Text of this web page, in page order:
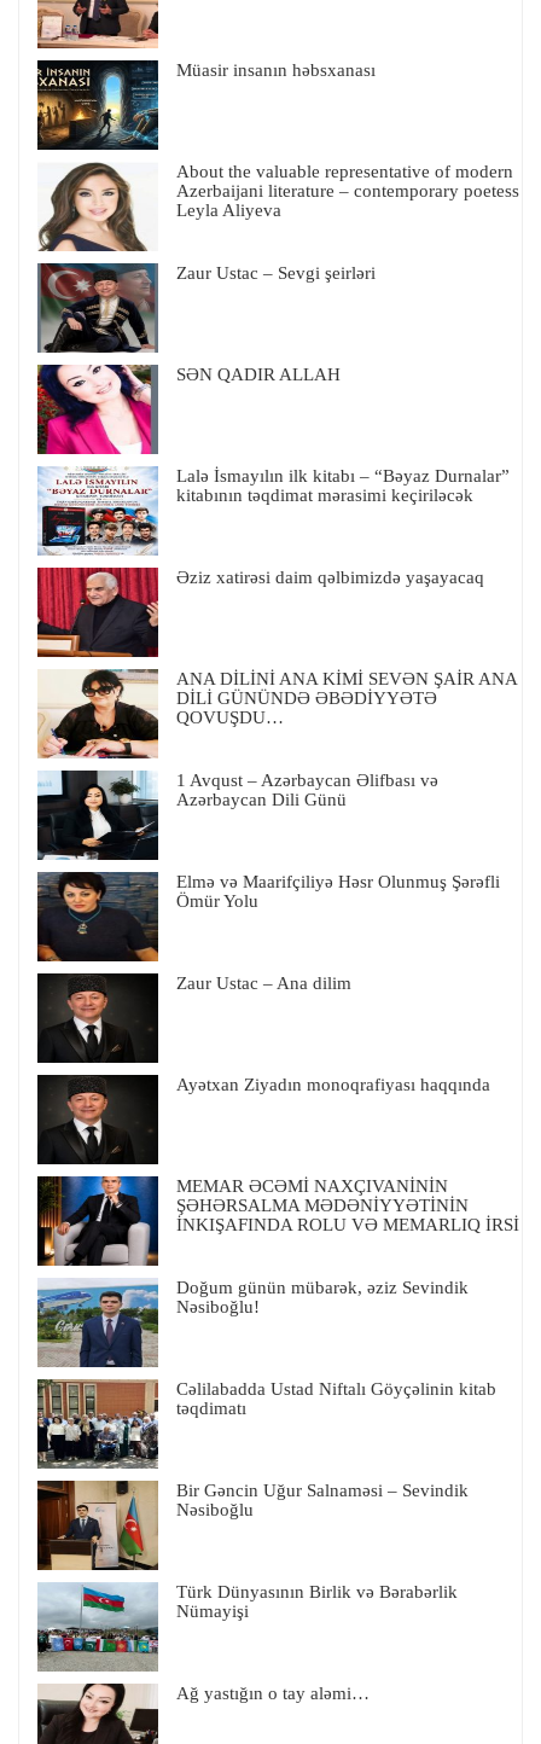
Müasir insanın həbsxanası
About the valuable representative of modern
Azerbaijani literature – contemporary poetess
Leyla Aliyeva
Zaur Ustac – Sevgi şeirləri
SƏN QADIR ALLAH
Lalə İsmayılın ilk kitabı – “Bəyaz Durnalar”
kitabının təqdimat mərasimi keçiriləcək
Əziz xatirəsi daim qəlbimizdə yaşayacaq
ANA DİLİNİ ANA KİMİ SEVƏN ŞAİR ANA
DİLİ GÜNÜNDƏ ƏBƏDİYYƏTƏ
QOVUŞDU…
1 Avqust – Azərbaycan Əlifbası və
Azərbaycan Dili Günü
Elmə və Maarifçiliyə Həsr Olunmuş Şərəfli
Ömür Yolu
Zaur Ustac – Ana dilim
Ayətxan Ziyadın monoqrafiyası haqqında
MEMAR ƏCƏMİ NAXÇIVANİNİN
ŞƏHƏRSALMA MƏDƏNİYYƏTİNİN
İNKIŞAFINDA ROLU VƏ MEMARLIQ İRSİ
Doğum günün mübarək, əziz Sevindik
Nəsiboğlu!
Cəlilabadda Ustad Niftalı Göyçəlinin kitab
təqdimatı
Bir Gəncin Uğur Salnaməsi – Sevindik
Nəsiboğlu
Türk Dünyasının Birlik və Bərabərlik
Nümayişi
Ağ yastığın o tay aləmi…